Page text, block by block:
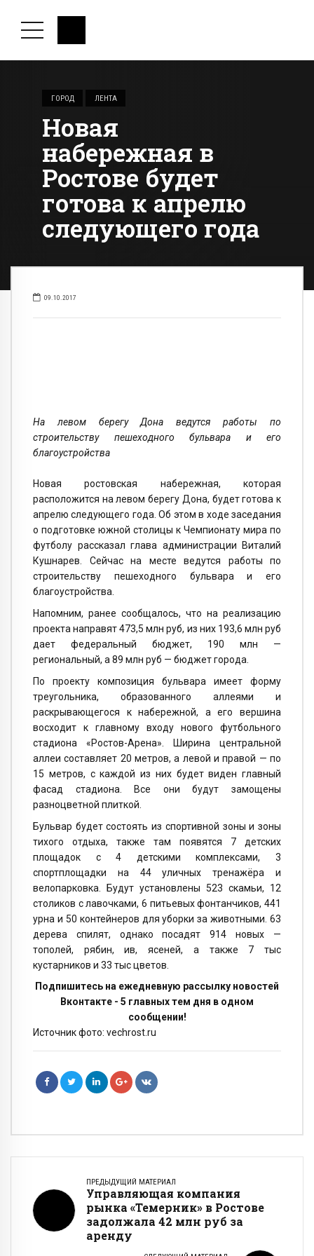
ГОРОД ЛЕНТА
Новая
набережная в
Ростове будет
готова к апрелю
следующего года
09.10.2017
На левом берегу Дона ведутся работы по
строительству пешеходного бульвара и его
благоустройства
Новая ростовская набережная, которая
расположится на левом берегу Дона, будет готова к
апрелю следующего года. Об этом в ходе заседания
о подготовке южной столицы к Чемпионату мира по
футболу рассказал глава администрации Виталий
Кушнарев. Сейчас на месте ведутся работы по
строительству пешеходного бульвара и его
благоустройства.
Напомним, ранее сообщалось, что на реализацию
проекта направят 473,5 млн руб, из них 193,6 млн руб
дает федеральный бюджет, 190 млн —
региональный, а 89 млн руб — бюджет города.
По проекту композиция бульвара имеет форму
треугольника, образованного аллеями и
раскрывающегося к набережной, а его вершина
восходит к главному входу нового футбольного
стадиона «Ростов-Арена». Ширина центральной
аллеи составляет 20 метров, а левой и правой — по
15 метров, с каждой из них будет виден главный
фасад стадиона. Все они будут замощены
разноцветной плиткой.
Бульвар будет состоять из спортивной зоны и зоны
тихого отдыха, также там появятся 7 детских
площадок с 4 детскими комплексами, 3
спортплощадки на 44 уличных тренажёра и
велопарковка. Будут установлены 523 скамьи, 12
столиков с лавочками, 6 питьевых фонтанчиков, 441
урна и 50 контейнеров для уборки за животными. 63
дерева спилят, однако посадят 914 новых —
тополей, рябин, ив, ясеней, а также 7 тыс
кустарников и 33 тыс цветов.
Подпишитесь на ежедневную рассылку новостей
Вконтакте - 5 главных тем дня в одном
сообщении!
Источник фото: vechrost.ru
ПРЕДЫДУЩИЙ МАТЕРИАЛ
Управляющая компания
рынка «Темерник» в Ростове
задолжала 42 млн руб за
аренду